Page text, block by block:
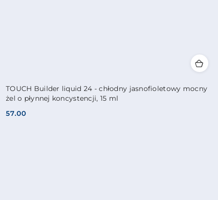
TOUCH Builder liquid 24 - chłodny jasnofioletowy mocny
żel o płynnej koncystencji, 15 ml
Cena:
57.00